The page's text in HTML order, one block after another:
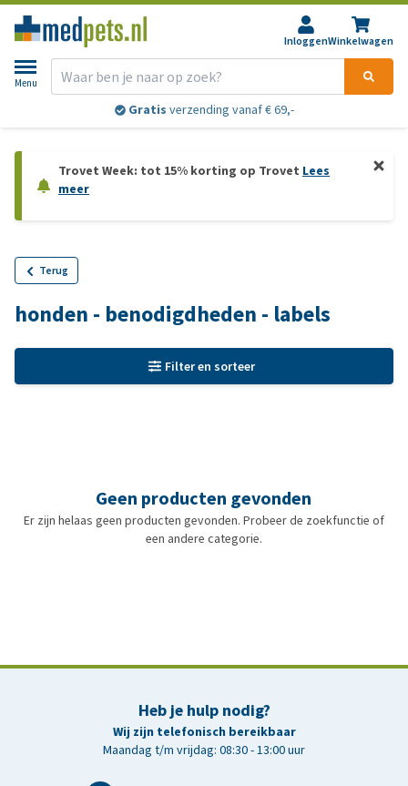
InloggenWinkelwagen
Menu
Gratis verzending vanaf € 69,-
Trovet Week: tot 15% korting op Trovet Lees
meer
Terug
honden - benodigdheden - labels
Filter en sorteer
Geen producten gevonden
Er zijn helaas geen producten gevonden. Probeer de zoekfunctie of
een andere categorie.
Heb je hulp nodig?
Wij zijn telefonisch bereikbaar
Maandag t/m vrijdag: 08:30 - 13:00 uur